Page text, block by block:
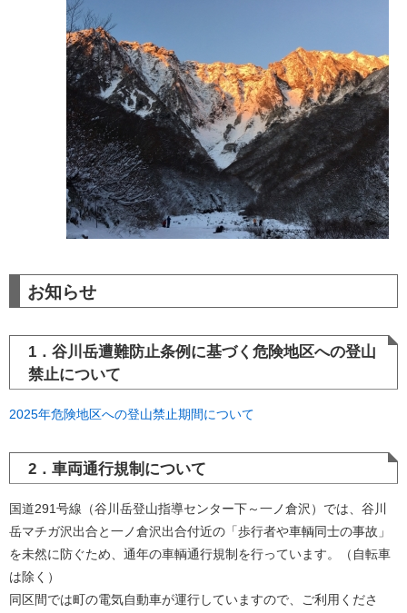
お知らせ
1．谷川岳遭難防止条例に基づく危険地区への登山
禁止について
2025年危険地区への登山禁止期間について
2．車両通行規制について
国道291号線（谷川岳登山指導センター下～一ノ倉沢）では、谷川
岳マチガ沢出合と一ノ倉沢出合付近の「歩行者や車輌同士の事故」
を未然に防ぐため、通年の車輌通行規制を行っています。（自転車
は除く）
同区間では町の電気自動車が運行していますので、ご利用くださ